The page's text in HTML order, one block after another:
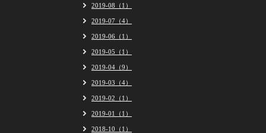
2019-08（1）
2019-07（4）
2019-06（1）
2019-05（1）
2019-04（9）
2019-03（4）
2019-02（1）
2019-01（1）
2018-10（1）